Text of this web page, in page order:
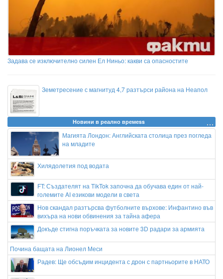
Задава се изключително силен Ел Ниньо: какви са опасностите
Земетресение с магнитуд 4,7 разтърси района на Неапол
Новини в реално времеss
Магията Лондон: Английската столица през погледа
на младите
Хилядолетия под водата
FT: Създателят на TikTok започна да обучава един от най-
големите AI езикови модели в света
Нов скандал разтърсва футболните върхове: Инфантино във
вихъра на нови обвинения за тайна афера
Докъде стигна поръчката за новите 3D радари за армията
Почина бащата на Лионел Меси
Радев: Ще обсъдим инцидента с дрон с партньорите в НАТО